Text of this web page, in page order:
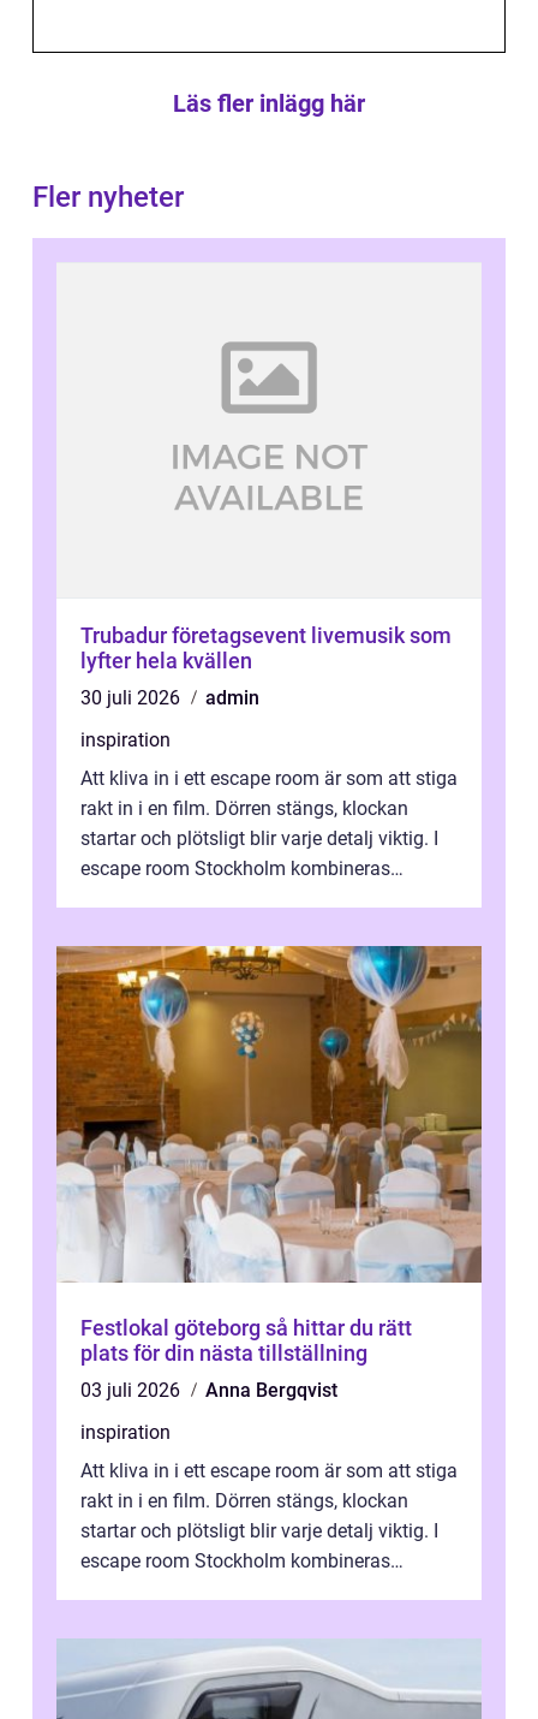
Läs fler inlägg här
Fler nyheter
Trubadur företagsevent livemusik som
lyfter hela kvällen
30 juli 2026
admin
inspiration
Att kliva in i ett escape room är som att stiga
rakt in i en film. Dörren stängs, klockan
startar och plötsligt blir varje detalj viktig. I
escape room Stockholm kombineras
Festlokal göteborg så hittar du rätt
plats för din nästa tillställning
03 juli 2026
Anna Bergqvist
inspiration
Att kliva in i ett escape room är som att stiga
rakt in i en film. Dörren stängs, klockan
startar och plötsligt blir varje detalj viktig. I
escape room Stockholm kombineras